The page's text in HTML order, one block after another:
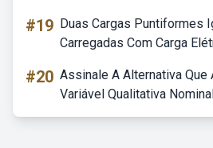
#19 Duas Cargas Puntiformes
Carregadas Com Carga
#20 Assinale A Alternativa Que
Variável Qualitativa